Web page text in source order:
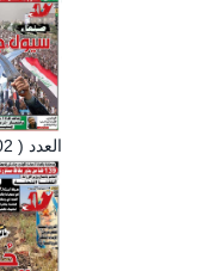
العدد ( 1902)